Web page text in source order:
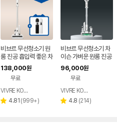
비브르 무선청소기 원
룸 진공 흡입력 좋은 차
이슨 청소기 BLDC 멀
티형거치대 V25000
138,000원
무료
페이
VIVRE KOREA
별 4.81 리
(999+)
비브르 무선청소기 차
이슨 가벼운 원룸 진공
저렴한 핸디 자취방 청
소기 물걸레키트포함
96,000원
무료
VIVRE KOREA
별 4.8 리
(214)